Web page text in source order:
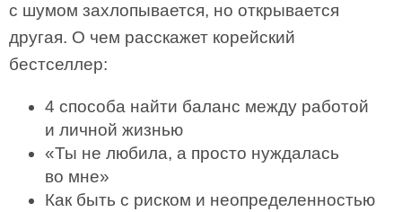
с шумом захлопывается, но открывается
другая. О чем расскажет корейский
бестселлер:
4 способа найти баланс между работой
и личной жизнью
«Ты не любила, а просто нуждалась
во мне»
Как быть с риском и неопределенностью